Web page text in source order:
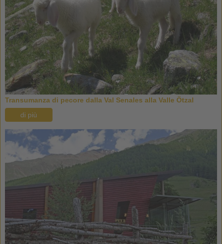
Transumanza di pecore dalla Val Senales alla Valle Ötzal
di più